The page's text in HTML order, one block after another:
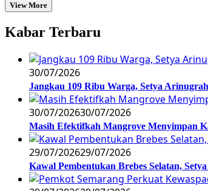
View More
Kabar Terbaru
30/07/2026
Jangkau 109 Ribu Warga, Setya
30/07/202630/07/2026
Masih Efektifkah Mangrove Menyimpan
29/07/202629/07/2026
Kawal Pembentukan Brebes Selatan,